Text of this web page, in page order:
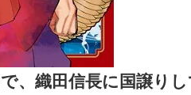
、織田信長に国譲り